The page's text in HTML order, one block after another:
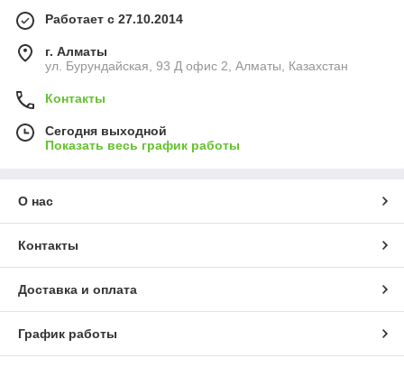
Работает с 27.10.2014
г. Алматы
ул. Бурундайская, 93 Д офис 2, Алматы, Казахстан
Контакты
Сегодня выходной
Показать весь график работы
О нас
Контакты
Доставка и оплата
График работы